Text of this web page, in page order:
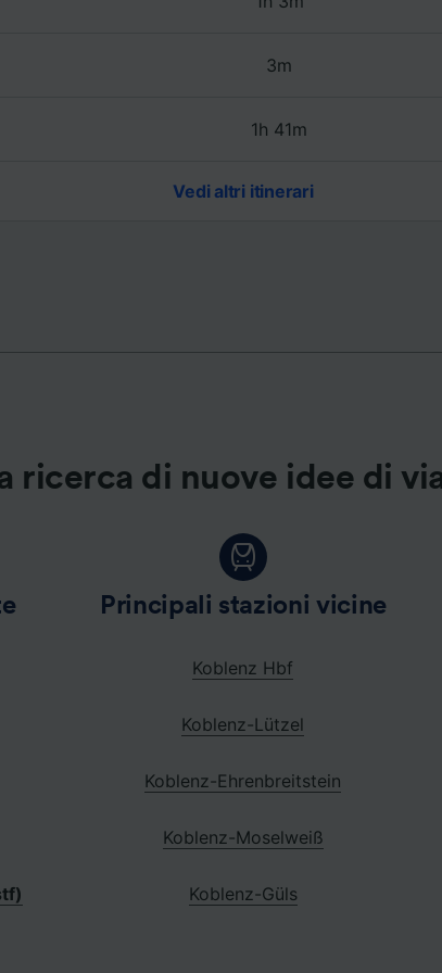
3m
1h 41m
Vedi altri itinerari
ricerca di nuove idee di
Principali stazioni vicine
Koblenz Hbf
Koblenz-Lützel
Koblenz-Ehrenbreitstein
Koblenz-Moselweiß
Koblenz-Güls